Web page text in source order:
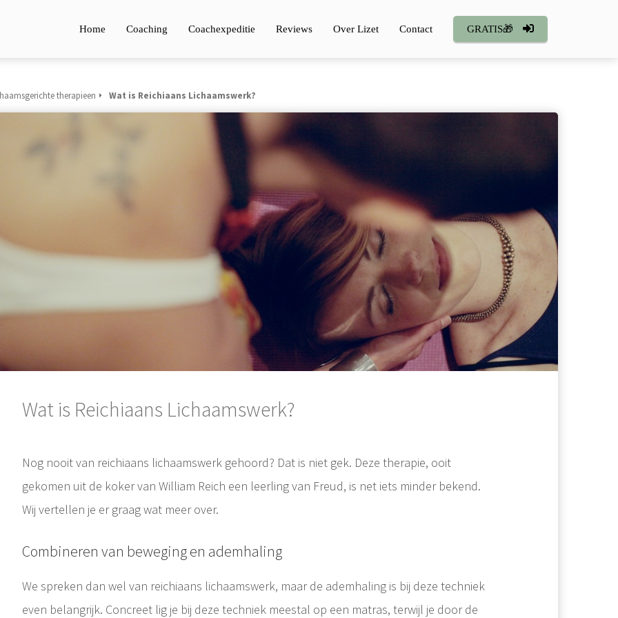
Home Coaching Coachexpeditie Reviews Over Lizet Contact GRATIS🎁
therapieen Wat is Reichiaans Lichaamswerk?
Wat is Reichiaans Lichaamswerk?
Nog nooit van reichiaans lichaamswerk gehoord? Dat is niet gek. Deze therapie, ooit
gekomen uit de koker van William Reich een leerling van Freud, is net iets minder bekend.
Wij vertellen je er graag wat meer over.
Combineren van beweging en ademhaling
We spreken dan wel van reichiaans lichaamswerk, maar de ademhaling is bij deze techniek
even belangrijk. Concreet lig je bij deze techniek meestal op een matras, terwijl je door de